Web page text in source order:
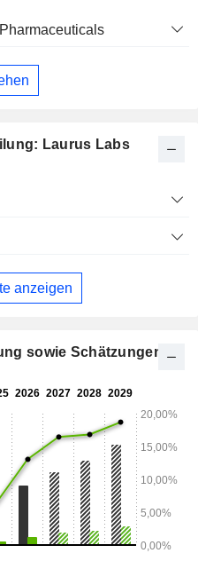
Laurus Labs
anzeigen
sowie Schätzungen